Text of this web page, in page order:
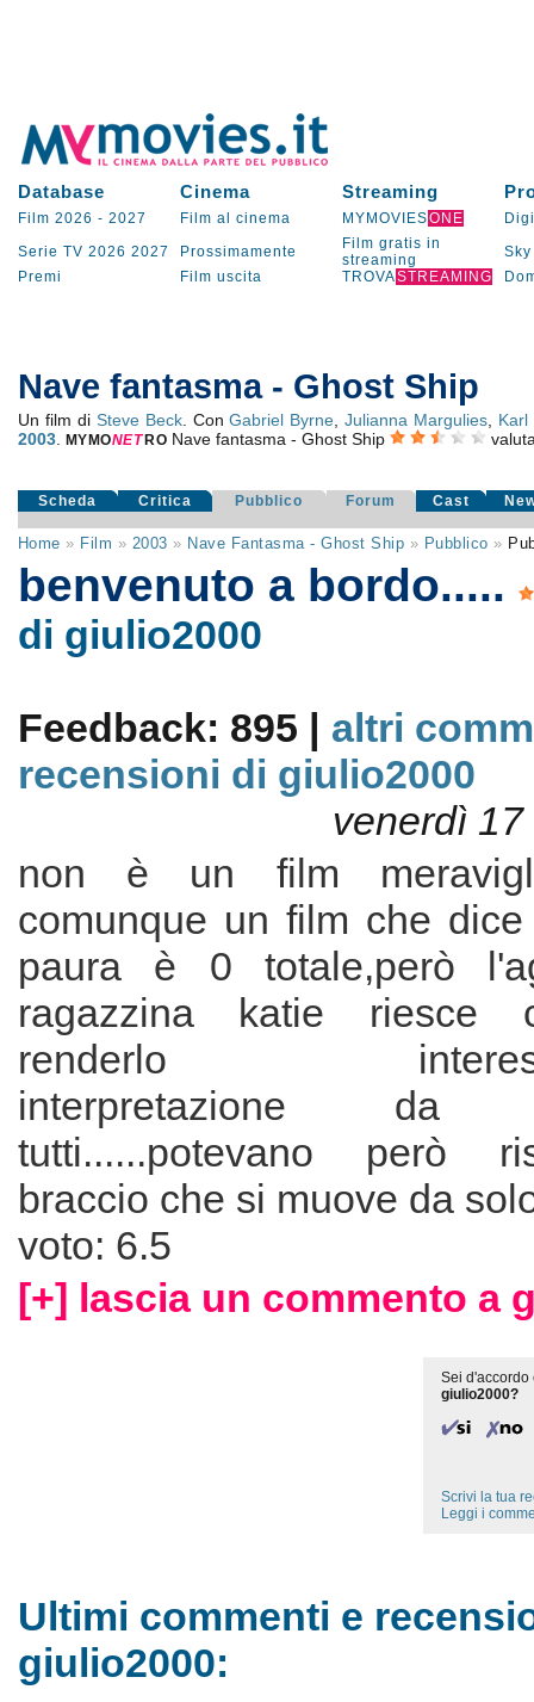
Database Cinema Streaming
Film 2026 - 2027 Film al cinema MYMOVIESONE
Serie TV 2026 2027 Prossimamente
Film gratis in
streaming
Sky
Premi
Film uscita TROVASTREAMING
Nave fantasma - Ghost Ship
Un film di Steve Beck. ConGabriel Byrne ,Julianna Margulies
Karl
2003. MYMONET RO Nave fantasma - Ghost Ship
Scheda Critica Pubblico Forum Cast
Home » Film » 2003 » Nave Fantasma - Ghost Ship » Pubblico »
benvenuto a bordo.....
di giulio2000
Feedback: 895 | altri
recensioni di giulio2000
venerdì
non è un film
comunque un film che
paura è 0 totale,però
ragazzina katie riesce
renderlo
interpretazione
tutti......potevano però
braccio che si muove da
voto: 6.5
[+] lascia un commento a
Sei d'accordo
giulio2000?
Scrivi la tua
Leggi i
Ultimi commenti e
giulio2000: